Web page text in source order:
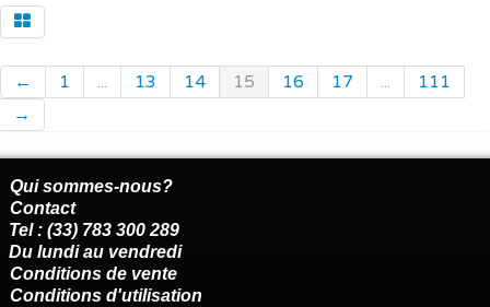
← 1 ... 13 14 15 16 17 ...
111
→
Qui sommes-nous?
Contact
Tel : (33) 783 300 289
Du lundi au vendredi
Conditions de vente
Conditions d'utilisation